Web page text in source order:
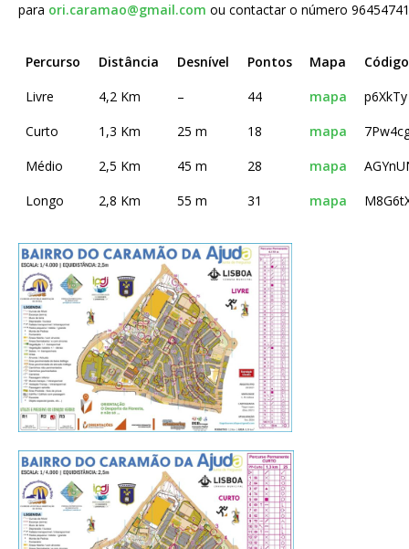
para ori.caramao@gmail.com ou contactar o número
Percurso Distância Desnível Pontos Mapa
Código
Livre
4,2 Km – 44 mapa
p6XkTy
Curto
1,3 Km 25 m 18 mapa
Médio
2,5 Km 45 m 28 mapa
Longo
2,8 Km 55 m 31 mapa